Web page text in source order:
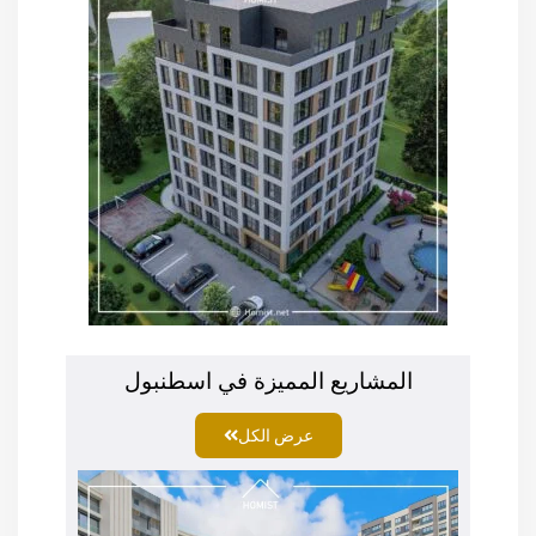
المشاريع المميزة في اسطنبول
عرض الكل